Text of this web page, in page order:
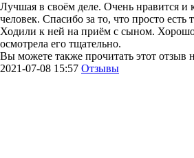
Лучшая в своём деле. Очень нравится и
человек. Спасибо за то, что просто есть
Ходили к ней на приём с сыном.
осмотрела его тщательно.
Вы можете также прочитать этот отзыв
2021-07-08 15:57 Отзывы